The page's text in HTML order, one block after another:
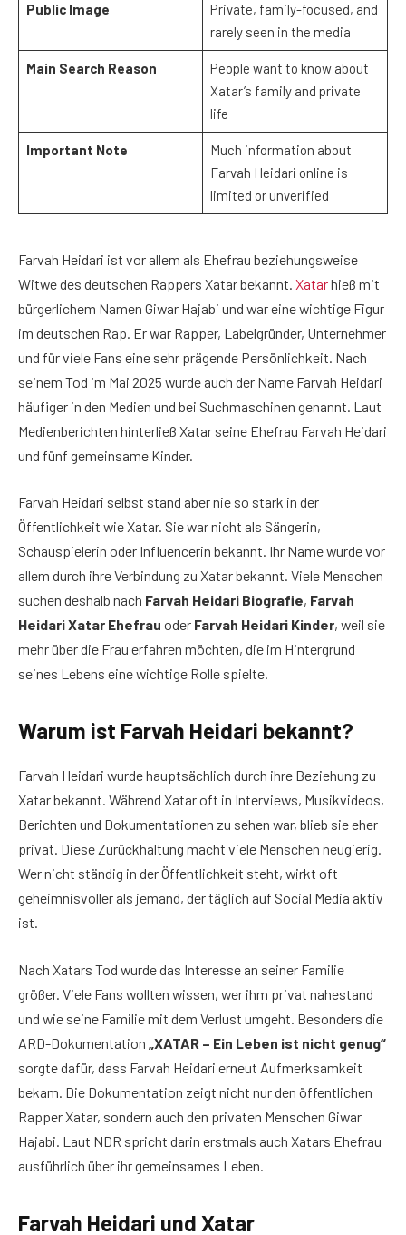
Public Image
Private, family-focused, and
rarely seen in the media
Main Search Reason
People want to know about
Xatar’s family and private
life
Important Note
Much information about
Farvah Heidari online is
limited or unverified
Farvah Heidari ist vor allem als Ehefrau beziehungsweise
Witwe des deutschen Rappers Xatar bekannt. Xatarhieß mit
bürgerlichem Namen Giwar Hajabi und war eine wichtige Figur
im deutschen Rap. Er war Rapper, Labelgründer, Unternehmer
und für viele Fans eine sehr prägende Persönlichkeit. Nach
seinem Tod im Mai 2025 wurde auch der Name Farvah Heidari
häufiger in den Medien und bei Suchmaschinen genannt. Laut
Medienberichten hinterließ Xatar seine Ehefrau Farvah Heidari
und fünf gemeinsame Kinder.
Farvah Heidari selbst stand aber nie so stark in der
Öffentlichkeit wie Xatar. Sie war nicht als Sängerin,
Schauspielerin oder Influencerin bekannt. Ihr Name wurde vor
allem durch ihre Verbindung zu Xatar bekannt. Viele Menschen
suchen deshalb nach Farvah Heidari Biografie, Farvah
Heidari Xatar Ehefrau oder Farvah Heidari Kinder, weil sie
mehr über die Frau erfahren möchten, die im Hintergrund
seines Lebens eine wichtige Rolle spielte.
Warum ist Farvah Heidari bekannt?
Farvah Heidari wurde hauptsächlich durch ihre Beziehung zu
Xatar bekannt. Während Xatar oft in Interviews, Musikvideos,
Berichten und Dokumentationen zu sehen war, blieb sie eher
privat. Diese Zurückhaltung macht viele Menschen neugierig.
Wer nicht ständig in der Öffentlichkeit steht, wirkt oft
geheimnisvoller als jemand, der täglich auf Social Media aktiv
ist.
Nach Xatars Tod wurde das Interesse an seiner Familie
größer. Viele Fans wollten wissen, wer ihm privat nahestand
und wie seine Familie mit dem Verlust umgeht. Besonders die
ARD-Dokumentation „XATAR – Ein Leben ist nicht genug“
sorgte dafür, dass Farvah Heidari erneut Aufmerksamkeit
bekam. Die Dokumentation zeigt nicht nur den öffentlichen
Rapper Xatar, sondern auch den privaten Menschen Giwar
Hajabi. Laut NDR spricht darin erstmals auch Xatars Ehefrau
ausführlich über ihr gemeinsames Leben.
Farvah Heidari und Xatar